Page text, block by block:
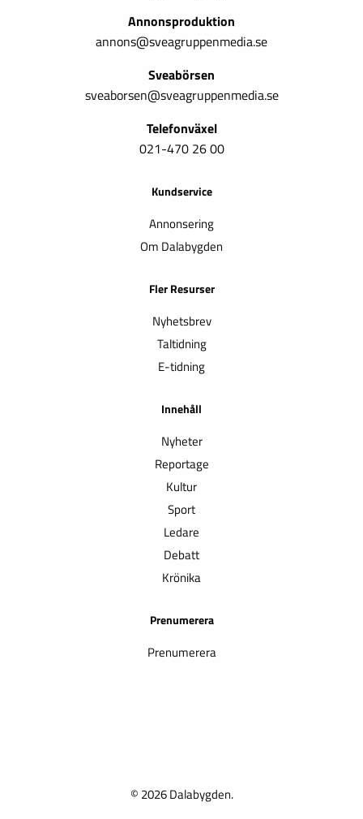
Annonsproduktion
annons@sveagruppenmedia.se
Sveabörsen
sveaborsen@sveagruppenmedia.se
Telefonväxel
021-470 26 00
Kundservice
Annonsering
Om Dalabygden
Fler Resurser
Nyhetsbrev
Taltidning
E-tidning
Innehåll
Nyheter
Reportage
Kultur
Sport
Ledare
Debatt
Krönika
Prenumerera
Prenumerera
© 2026 Dalabygden.